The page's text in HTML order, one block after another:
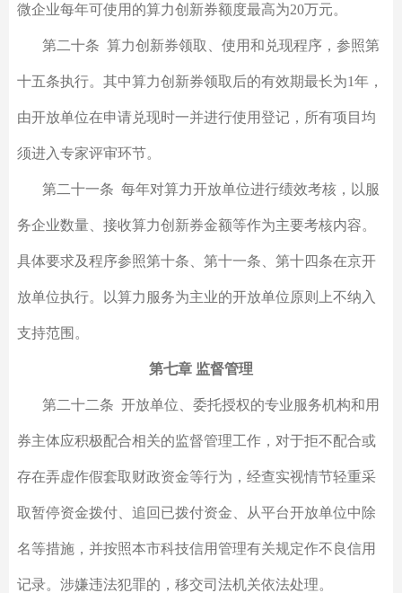
微企业每年可使用的算力创新券额度最高为20万元。
第二十条 算力创新券领取、使用和兑现程序，参照第
十五条执行。其中算力创新券领取后的有效期最长为1年，
由开放单位在申请兑现时一并进行使用登记，所有项目均
须进入专家评审环节。
第二十一条 每年对算力开放单位进行绩效考核，以服
务企业数量、接收算力创新券金额等作为主要考核内容。
具体要求及程序参照第十条、第十一条、第十四条在京开
放单位执行。以算力服务为主业的开放单位原则上不纳入
支持范围。
第七章 监督管理
第二十二条 开放单位、委托授权的专业服务机构和用
券主体应积极配合相关的监督管理工作，对于拒不配合或
存在弄虚作假套取财政资金等行为，经查实视情节轻重采
取暂停资金拨付、追回已拨付资金、从平台开放单位中除
名等措施，并按照本市科技信用管理有关规定作不良信用
记录。涉嫌违法犯罪的，移交司法机关依法处理。